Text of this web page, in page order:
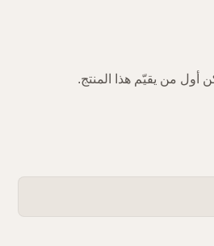
أول من يقيّم هذا المنتج.